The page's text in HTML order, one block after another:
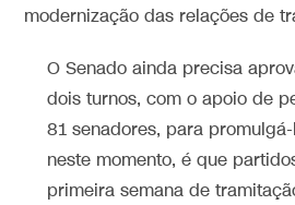
modernização das relações de
O Senado ainda precisa
dois turnos, com o apoio de
81 senadores, para
neste momento, é que
primeira semana de